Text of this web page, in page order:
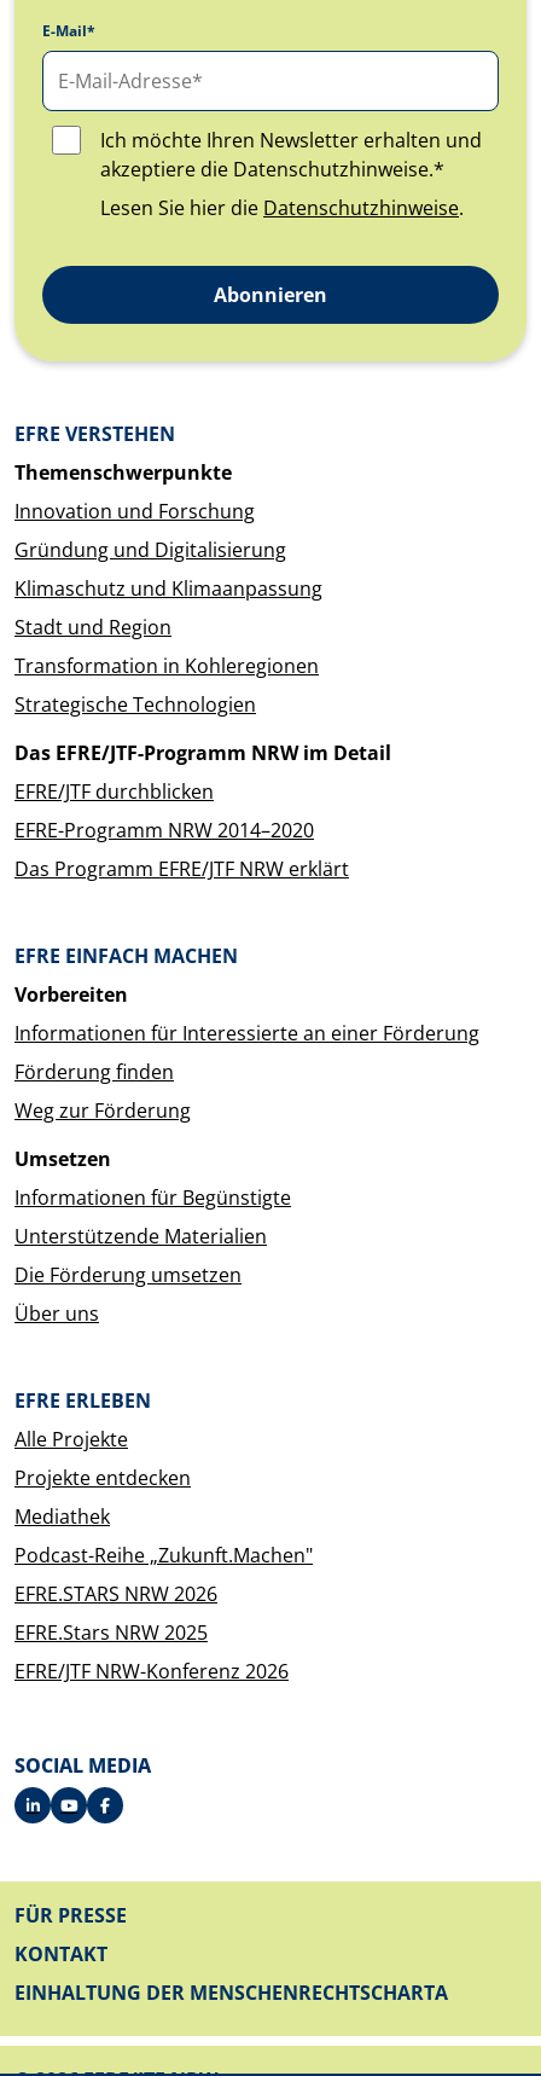
E-Mail*
Ich möchte Ihren Newsletter erhalten und
akzeptiere die Datenschutzhinweise.*
Lesen Sie hier die Datenschutzhinweise.
Abonnieren
Überblick: Inhalte
EFRE VERSTEHEN
Themenschwerpunkte
Innovation und Forschung
Gründung und Digitalisierung
Klimaschutz und Klimaanpassung
Stadt und Region
Transformation in Kohleregionen
Strategische Technologien
Das EFRE/JTF-Programm NRW im Detail
EFRE/JTF durchblicken
EFRE-Programm NRW 2014–2020
Das Programm EFRE/JTF NRW erklärt
EFRE EINFACH MACHEN
Vorbereiten
Informationen für Interessierte an einer Förderung
Förderung finden
Weg zur Förderung
Umsetzen
Informationen für Begünstigte
Unterstützende Materialien
Die Förderung umsetzen
Über uns
EFRE ERLEBEN
Alle Projekte
Projekte entdecken
Mediathek
Podcast-Reihe „Zukunft.Machen"
EFRE.STARS NRW 2026
EFRE.Stars NRW 2025
EFRE/JTF NRW-Konferenz 2026
SOCIAL MEDIA
FUSSZEILE
FÜR PRESSE
KONTAKT
EINHALTUNG DER MENSCHENRECHTSCHARTA